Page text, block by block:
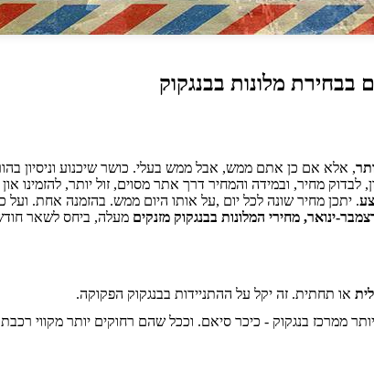
בבחירת מלונות בבנגקוק
, אלא אם כן אתם ממש, אבל ממש בעלי. כושר שיכנוע וניסיון
לבדוק מחיר, ובמידה והמחיר דרך אתר מסוים, זול יותר, להזמינו און
. יתכן מחיר שונה לכל יום ,על אותו היום ממש. בהזמנה אחת.
ינואר, מחירי המלונות בבנגקוק מזנקים מעלה, ביחס לשאר
או תחתית. זה יקל על ההתניידות בבנגקוק הפקוקה.
ממרכז בנגקוק - כיכר סיאם. וככל שהם רחוקים יותר מקווי